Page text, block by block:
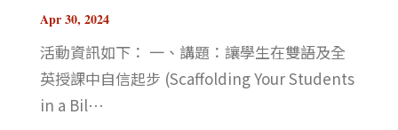
Apr 30, 2024
活動資訊如下： 一、講題：讓學生在雙語及全
英授課中自信起步 (Scaffolding Your Students
in a Bil⋯